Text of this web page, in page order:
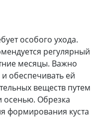
особого ухода.
регулярный
месяцы. Важно
обеспечивать ей
веществ путем
осенью. Обрезка
формирования куста